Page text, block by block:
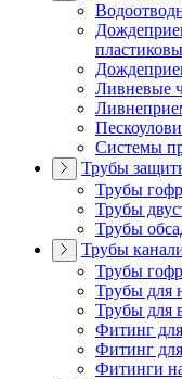
Ливневые
Системы
Трубы
Трубы
Трубы
Трубы
Трубы
Трубы
Трубы для
Трубы для
Фитинг
Фитинг
Фитинги